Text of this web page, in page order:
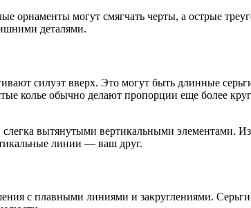
орнаменты могут смягчать черты, а острые
деталями.
силуэт вверх. Это могут быть длинные
колье обычно делают пропорции еще более
вытянутыми вертикальными элементами.
линии — ваш друг.
с плавными линиями и закруглениями.